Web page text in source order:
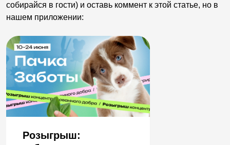
собирайся в гости) и оставь коммент к этой статье, но в
нашем приложении:
Розыгрыш: